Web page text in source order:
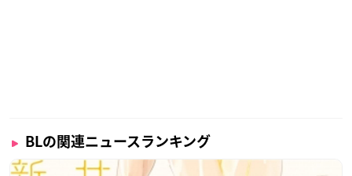
BLの関連ニュースランキング